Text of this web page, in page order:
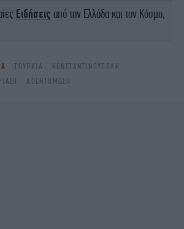
Ειδήσεις από την Ελλάδα και τον Κόσμο,
ΤΟΥΡΚΊΑ
ΚΩΝΣΤΑΝΤΙΝΟΎΠΟΛΗ
ΑΠΕΝΤΌΜΩΣΗ